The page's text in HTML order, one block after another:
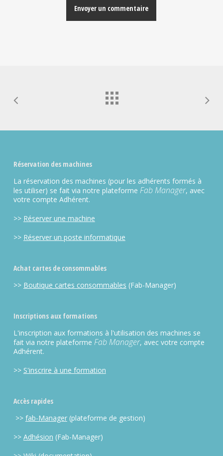
Réservation des machines
La réservation des machines (pour les adhérents formés à
les utiliser) se fait via notre plateforme Fab Manager, avec
votre compte Adhérent.
>> Réserver une machine
>> Réserver un poste informatique
Achat cartes de consommables
>> Boutique cartes consommables (Fab-Manager)
Inscriptions aux formations
L'inscription aux formations à l'utilisation des machines se
fait via notre plateforme Fab Manager, avec votre compte
Adhérent.
>> S'inscrire à une formation
Accès rapides
>> fab-Manager(plateforme de gestion)
>> Adhésion (Fab-Manager)